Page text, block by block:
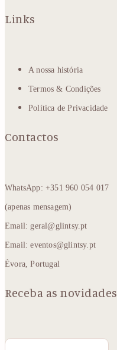
Links
A nossa história
Termos & Condições
Política de Privacidade
Contactos
WhatsApp: +351 960 054 017
(apenas mensagem)
Email: geral@glintsy.pt
Email: eventos@glintsy.pt
Évora, Portugal
Receba as novidades
Email